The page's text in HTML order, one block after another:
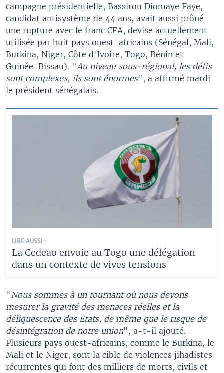
campagne présidentielle, Bassirou Diomaye Faye,
candidat antisystème de 44 ans, avait aussi prôné
une rupture avec le franc CFA, devise actuellement
utilisée par huit pays ouest-africains (Sénégal, Mali,
Burkina, Niger, Côte d'Ivoire, Togo, Bénin et
Guinée-Bissau). "Au niveau sous-régional, les défis
sont complexes, ils sont énormes", a affirmé mardi
le président sénégalais.
LIRE AUSSI :
La Cedeao envoie au Togo une délégation
dans un contexte de vives tensions
" Nous sommes à un tournant où nous devons
mesurer la gravité des menaces réelles et la
déliquescence des Etats, de même que le risque de
désintégration de notre union", a-t-il ajouté.
Plusieurs pays ouest-africains, comme le Burkina, le
Mali et le Niger, sont la cible de violences jihadistes
récurrentes qui font des milliers de morts, civils et